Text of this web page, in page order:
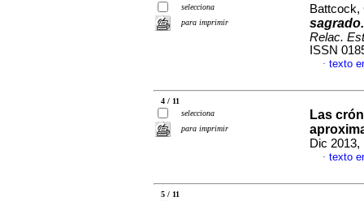
selecciona
para imprimir
Relac.
ISSN
· texto
4 / 11
selecciona
para imprimir
Las
Dic 2013,
· texto
5 / 11